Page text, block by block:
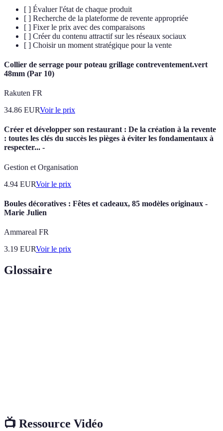
[ ] Évaluer l'état de chaque produit
[ ] Recherche de la plateforme de revente appropriée
[ ] Fixer le prix avec des comparaisons
[ ] Créer du contenu attractif sur les réseaux sociaux
[ ] Choisir un moment stratégique pour la vente
Collier de serrage pour poteau grillage contreventement.vert
48mm (Par 10)
Rakuten FR
34.86 EURVoir le prix
Créer et développer son restaurant : De la création à la revente
: toutes les clés du succès les pièges à éviter les fondamentaux à
respecter... -
Gestion et Organisation
4.94 EURVoir le prix
Boules décoratives : Fêtes et cadeaux, 85 modèles originaux -
Marie Julien
Ammareal FR
3.19 EURVoir le prix
Glossaire
📺 Ressource Vidéo